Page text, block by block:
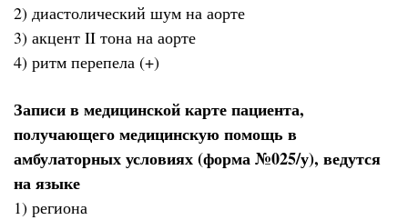
2) диастолический шум на аорте
3) акцент II тона на аорте
4) ритм перепела (+)
Записи в медицинской карте пациента,
получающего медицинскую помощь в
амбулаторных условиях (форма №025/у), ведутся
на языке
1) региона